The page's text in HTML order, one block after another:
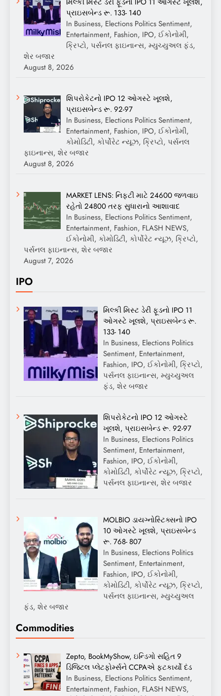
પ્રાઇસબેન્ડ રૂ. 133- 140
In Business, Elections Politics Sentiment,
Entertainment, Fashion, IPO, ઈકોનોમી,
ક્રિપ્ટો, પર્સનલ ફાઇનાન્સ, મ્યુચ્યુઅલ ફંડ,
શેર બજાર
August 8, 2026
શિપરોકેટનો IPO 12 ઓગસ્ટે ખૂલશે,
પ્રાઇસબેન્ડ રૂ. 92-97
In Business, Elections Politics Sentiment,
Entertainment, Fashion, IPO, ઈકોનોમી,
કોમોડિટી, કોર્પોરેટ ન્યૂઝ, ક્રિપ્ટો, પર્સનલ
ફાઇનાન્સ, શેર બજાર
August 8, 2026
MARKET LENS: નિફ્ટી માટે 24600 જળવાઇ
રહેતો 24800 તરફ સુધારાનો આશાવાદ
In Business, Elections Politics Sentiment,
Entertainment, Fashion, FLASH NEWS,
ઈકોનોમી, કોમોડિટી, કોર્પોરેટ ન્યૂઝ, ક્રિપ્ટો,
પર્સનલ ફાઇનાન્સ, શેર બજાર
August 7, 2026
IPO
મિલ્કી મિસ્ટ ડેરી ફૂડનો IPO 11
ઓગસ્ટે ખૂલશે, પ્રાઇસબેન્ડ રૂ.
133- 140
In Business, Elections Politics
Sentiment, Entertainment,
Fashion, IPO, ઈકોનોમી, ક્રિપ્ટો,
પર્સનલ ફાઇનાન્સ, મ્યુચ્યુઅલ
ફંડ, શેર બજાર
શિપરોકેટનો IPO 12 ઓગસ્ટે
ખૂલશે, પ્રાઇસબેન્ડ રૂ. 92-97
In Business, Elections Politics
Sentiment, Entertainment,
Fashion, IPO, ઈકોનોમી,
કોમોડિટી, કોર્પોરેટ ન્યૂઝ, ક્રિપ્ટો,
પર્સનલ ફાઇનાન્સ, શેર બજાર
MOLBIO ડાયગ્નોસ્ટિક્સનો IPO
10 ઓગસ્ટે ખૂલશે, પ્રાઇસબેન્ડ
રૂ. 768- 807
In Business, Elections Politics
Sentiment, Entertainment,
Fashion, IPO, ઈકોનોમી,
કોમોડિટી, કોર્પોરેટ ન્યૂઝ, ક્રિપ્ટો,
પર્સનલ ફાઇનાન્સ, મ્યુચ્યુઅલ
ફંડ, શેર બજાર
Commodities
Zepto, BookMyShow, ઇન્ડિગો સહિત 9
ડિજિટલ પ્લેટફોર્મ્સને CCPAએ ફટકાર્યો દંડ
In Business, Elections Politics Sentiment,
Entertainment, Fashion, FLASH NEWS,